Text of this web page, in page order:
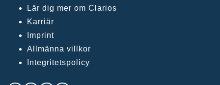
Lär dig mer om Clarios
Karriär
Imprint
Allmänna villkor
Integritetspolicy